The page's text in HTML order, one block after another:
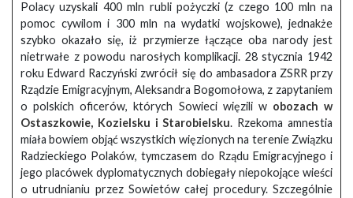
Polacy uzyskali 400 mln rubli pożyczki (z czego 100 mln na
pomoc cywilom i 300 mln na wydatki wojskowe), jednakże
szybko okazało się, iż przymierze łączące oba narody jest
nietrwałe z powodu narosłych komplikacji. 28 stycznia 1942
roku Edward Raczyński zwrócił się do ambasadora ZSRR przy
Rządzie Emigracyjnym, Aleksandra Bogomołowa, z zapytaniem
o polskich oficerów, których Sowieci więzili w obozach w
Ostaszkowie, Kozielsku i Starobielsku. Rzekoma amnestia
miała bowiem objąć wszystkich więzionych na terenie Związku
Radzieckiego Polaków, tymczasem do Rządu Emigracyjnego i
jego placówek dyplomatycznych dobiegały niepokojące wieści
o utrudnianiu przez Sowietów całej procedury. Szczególnie